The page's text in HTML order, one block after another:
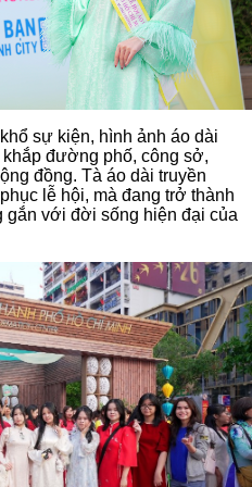
sự kiện, hình ảnh áo dài
đường phố, công sở,
đồng. Tà áo dài truyền
lễ hội, mà đang trở thành
gắn với đời sống hiện đại của